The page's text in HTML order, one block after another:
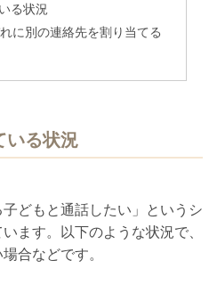
る状況
に別の連絡先を割り当てる
いる状況
子どもと通話したい」というシ
ます。以下のような状況で、
合などです。